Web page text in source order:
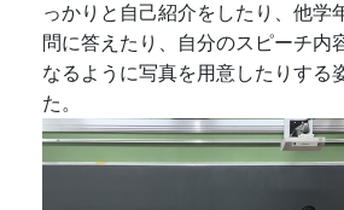
っかりと自己紹介をしたり、他学
問に答えたり、自分のスピーチ内
なるように写真を用意したりする
た。